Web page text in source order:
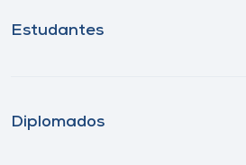
Estudantes
Diplomados